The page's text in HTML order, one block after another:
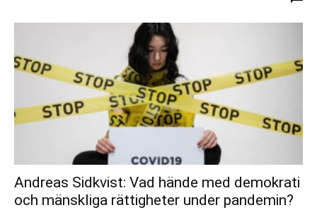
Andreas Sidkvist: Vad hände med demokrati
och mänskliga rättigheter under pandemin?